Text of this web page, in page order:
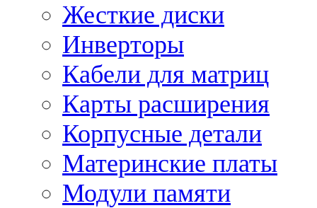
Жесткие диски
Инверторы
Кабели для матриц
Карты расширения
Корпусные детали
Материнские платы
Модули памяти